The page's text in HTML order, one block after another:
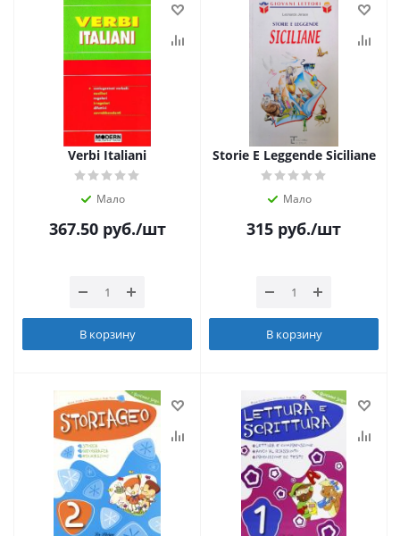
Verbi Italiani
Мало
367.50руб./шт
В корзину
Storie E Leggende Siciliane
Мало
315 руб./шт
В корзину